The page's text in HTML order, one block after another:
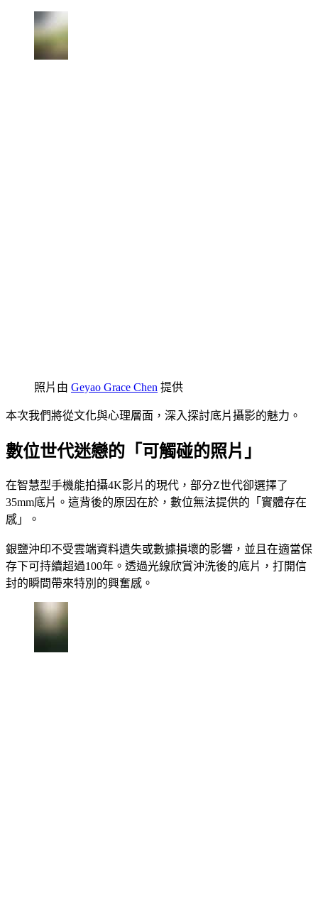
照片由 Geyao Grace Chen 提供
本次我們將從文化與心理層面，深入探討底片攝影的魅力。
數位世代迷戀的「可觸碰的照片」
在智慧型手機能拍攝4K影片的現代，部分Z世代卻選擇了
35mm底片。這背後的原因在於，數位無法提供的「實體存在
感」。
銀鹽沖印不受雲端資料遺失或數據損壞的影響，並且在適當保
存下可持續超過100年。透過光線欣賞沖洗後的底片，打開信
封的瞬間帶來特別的興奮感。